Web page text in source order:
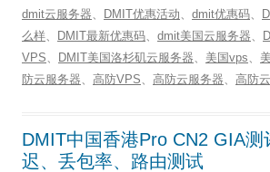
dmit云服务器、 DMIT优惠活动、 dmit优惠码、
么样、 DMIT最新优惠码、 dmit美国云服务器、
VPS、 DMIT美国洛杉矶云服务器、 美国vps、
防云服务器、 高防VPS、 高防云服务器、 高防
DMIT中国香港Pro CN2 GIA测
迟、丢包率、路由测试